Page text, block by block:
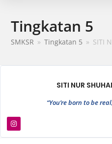
Tingkatan 5
SMKSR » Tingkatan 5 » SITI
SITI NUR
“You’re born to be